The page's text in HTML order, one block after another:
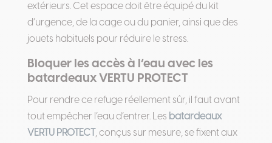
extérieurs. Cet espace doit être équipé du kit
d’urgence, de la cage ou du panier, ainsi que des
jouets habituels pour réduire le stress.
Bloquer les accès à l’eau avec les
batardeaux VERTU PROTECT
Pour rendre ce refuge réellement sûr, il faut avant
tout empêcher l’eau d’entrer. Les batardeaux
VERTU PROTECT , conçus sur mesure, se fixent aux